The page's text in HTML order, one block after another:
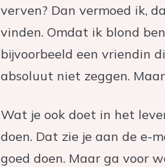
verven? Dan vermoed ik,
vinden. Omdat ik blond
bijvoorbeeld een vriendin
absoluut niet zeggen.
Wat je ook doet in het
doen. Dat zie je aan de e-
goed doen. Maar ga voor